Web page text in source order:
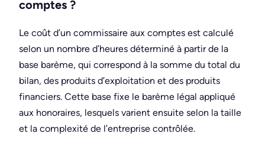
comptes ?
Le coût d’un commissaire aux comptes est calculé
selon un nombre d’heures déterminé à partir de la
base barème, qui correspond à la somme du total du
bilan, des produits d’exploitation et des produits
financiers. Cette base fixe le barème légal appliqué
aux honoraires, lesquels varient ensuite selon la taille
et la complexité de l’entreprise contrôlée.